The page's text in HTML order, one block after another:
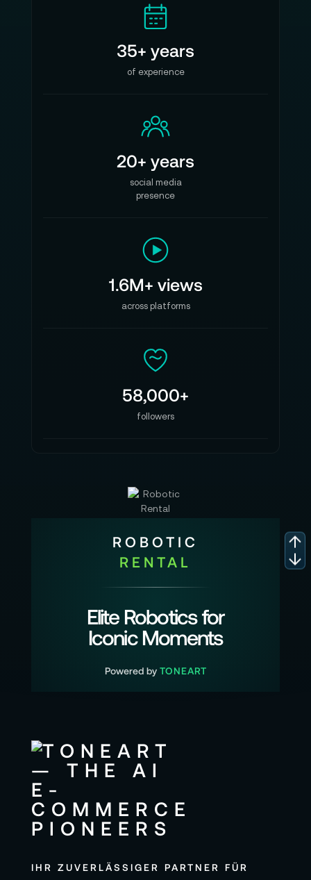
35+ years
of experience
20+ years
social media
presence
1.6M+ views
across platforms
58,000+
followers
ROBOTIC
RENTAL
Elite Robotics for
Iconic Moments
Powered by TONEART
IHR ZUVERLÄSSIGER PARTNER FÜR